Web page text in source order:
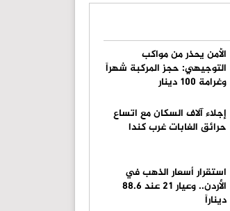
الأمن يحذر من مواكب
التوجيهي: حجز المركبة شهراً
وغرامة 100 دينار
إجلاء آلاف السكان مع اتساع
حرائق الغابات غرب كندا
استقرار أسعار الذهب في
الأردن.. وعيار 21 عند 88.6
ديناراً